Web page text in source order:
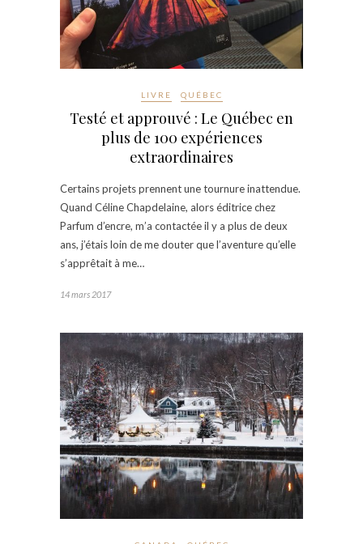
LIVRE QUÉBEC
Testé et approuvé : Le Québec en
plus de 100 expériences
extraordinaires
Certains projets prennent une tournure inattendue.
Quand Céline Chapdelaine, alors éditrice chez
Parfum d’encre, m’a contactée il y a plus de deux
ans, j’étais loin de me douter que l’aventure qu’elle
s’apprêtait à me…
14 mars 2017